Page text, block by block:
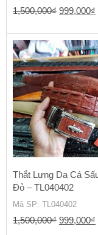
1,500,000₫ Giá
là:
999,000₫
Thắt Lưng Da Cá
Đỏ – TL040402
Mã SP: TL040402
1,500,000₫ Giá
999,000₫